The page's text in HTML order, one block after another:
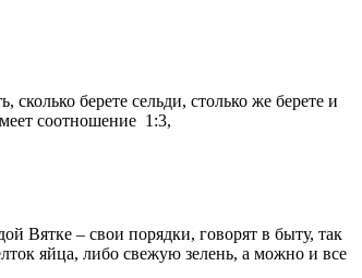
берете сельди, столько же берете и
соотношение 1:3,
Вятке – свои порядки, говорят в быту, так
яйца, либо свежую зелень, а можно и все